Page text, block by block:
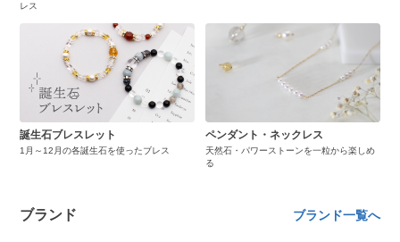
レス
誕生石ブレスレット
1月～12月の各誕生石を使ったブレス
ペンダント・ネックレス
天然石・パワーストーンを一粒から楽しめ
る
ブランド ブランド一覧へ